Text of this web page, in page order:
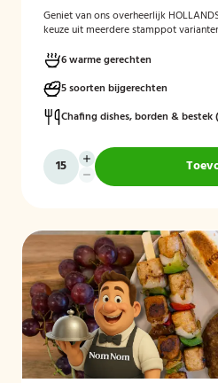
Geniet van ons overheerlijk
keuze uit meerdere stamppot
6 warme gerechten
5 soorten bijgerechten
Chafing dishes, borden &